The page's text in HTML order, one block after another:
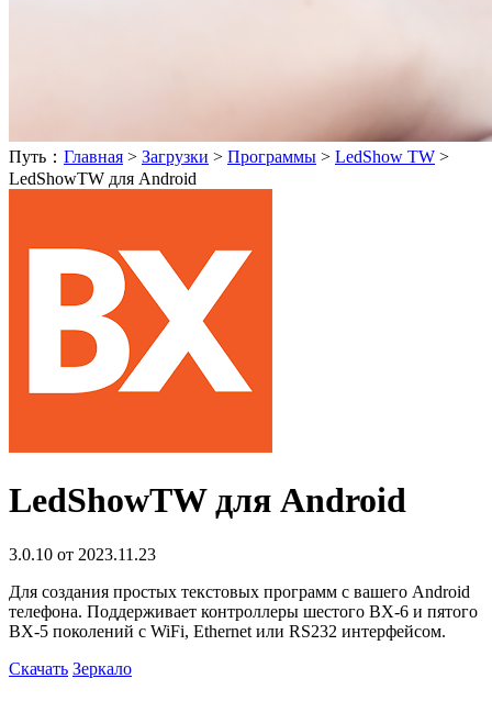
Путь： Главная > Загрузки > Программы > LedShow TW >
LedShowTW для Android
LedShowTW для Android
3.0.10 от 2023.11.23
Для создания простых текстовых программ с вашего Android
телефона. Поддерживает контроллеры шестого BX-6 и пятого
BX-5 поколений с WiFi, Ethernet или RS232 интерфейсом.
Скачать Зеркало